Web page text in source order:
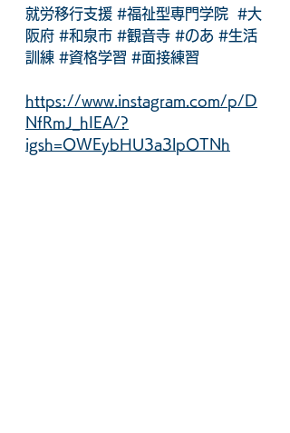
就労移行支援 #福祉型専門学院
#大
阪府 #和泉市 #観音寺 #のあ #生活
訓練 #資格学習 #面接練習
https://www.instagram.com/p/D
NfRmJ_hIEA/?
igsh=OWEybHU3a3lpOTNh